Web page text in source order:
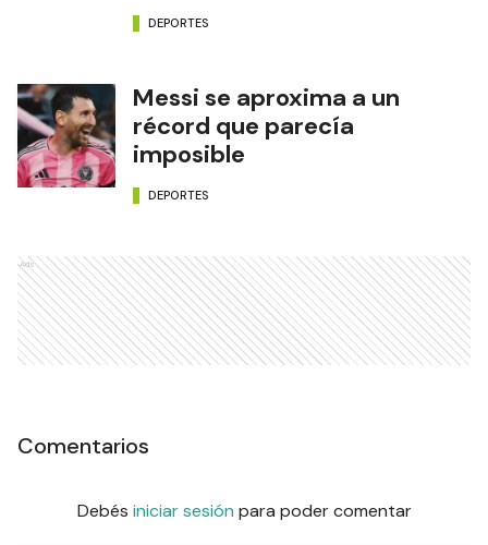
DEPORTES
Messi se aproxima a un
récord que parecía
imposible
DEPORTES
Ads
Comentarios
Debés iniciar sesión para poder comentar